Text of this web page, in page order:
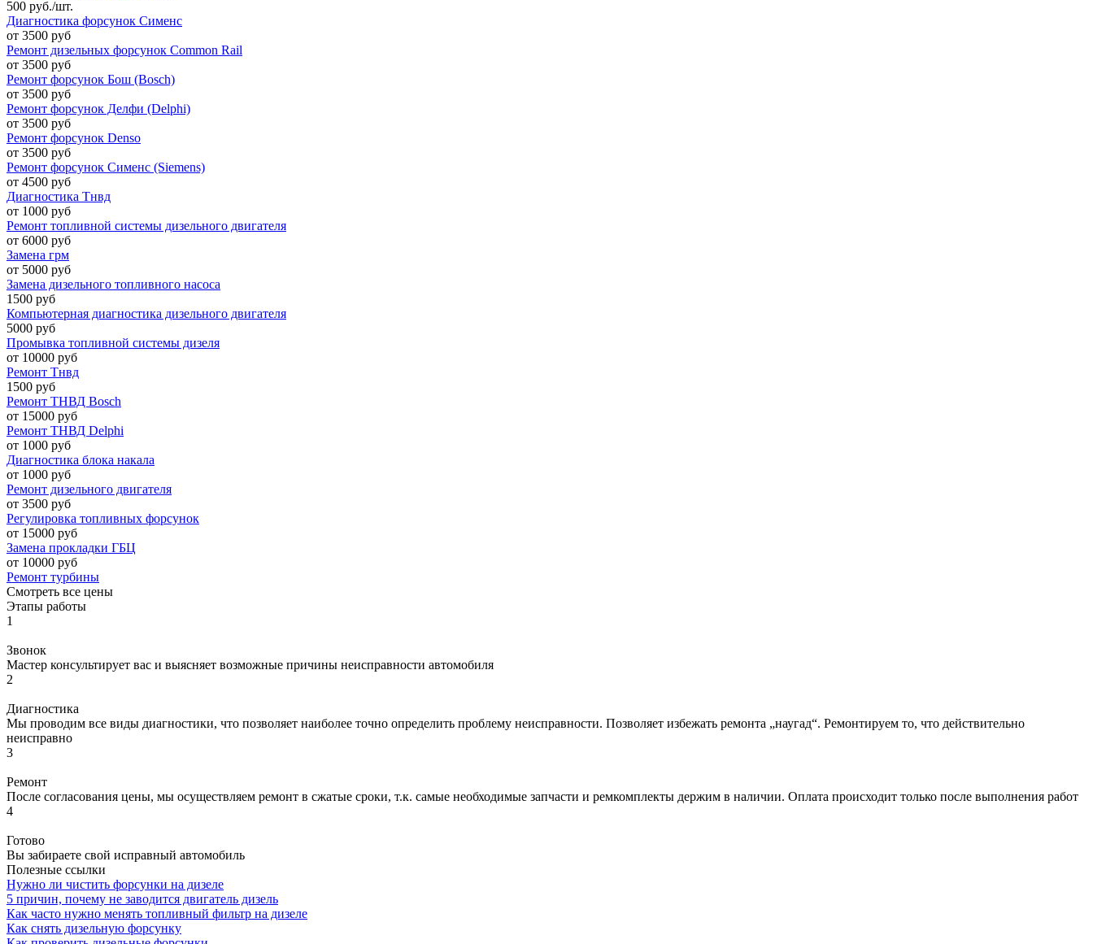
500 руб./шт.
Диагностика форсунок Сименс
от 3500 руб
Ремонт дизельных форсунок Common Rail
от 3500 руб
Ремонт форсунок Бош (Bosch)
от 3500 руб
Ремонт форсунок Делфи (Delphi)
от 3500 руб
Ремонт форсунок Denso
от 3500 руб
Ремонт форсунок Сименс (Siemens)
от 4500 руб
Диагностика Тнвд
от 1000 руб
Ремонт топливной системы дизельного двигателя
от 6000 руб
Замена грм
от 5000 руб
Замена дизельного топливного насоса
1500 руб
Компьютерная диагностика дизельного двигателя
5000 руб
Промывка топливной системы дизеля
от 10000 руб
Ремонт Тнвд
1500 руб
Ремонт ТНВД Bosch
от 15000 руб
Ремонт ТНВД Delphi
от 1000 руб
Диагностика блока накала
от 1000 руб
Ремонт дизельного двигателя
от 3500 руб
Регулировка топливных форсунок
от 15000 руб
Замена прокладки ГБЦ
от 10000 руб
Ремонт турбины
Смотреть все цены
Этапы работы
1
Звонок
Мастер консультирует вас и выясняет возможные причины неисправности автомобиля
2
Диагностика
Мы проводим все виды диагностики, что позволяет наиболее точно определить проблему неисправности. Позволяет избежать ремонта „наугад“. Ремонтируем то, что действительно
неисправно
3
Ремонт
После согласования цены, мы осуществляем ремонт в сжатые сроки, т.к. самые необходимые запчасти и ремкомплекты держим в наличии. Оплата происходит только после выполнения работ
4
Готово
Вы забираете свой исправный автомобиль
Полезные ссылки
Нужно ли чистить форсунки на дизеле
5 причин, почему не заводится двигатель дизель
Как часто нужно менять топливный фильтр на дизеле
Как снять дизельную форсунку